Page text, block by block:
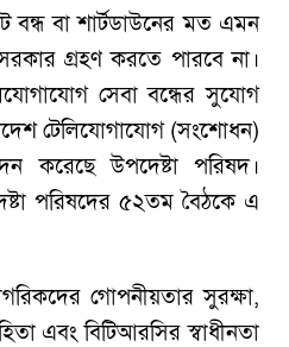
বন্ধ বা শার্টডাউনের মত এমন
গ্রহণ করতে পারবে না।
সেবা বন্ধের সুযোগ
টেলিযোগাযোগ (সংশোধন)
করেছে উপদেষ্টা পরিষদ।
পরিষদের ৫২তম বৈঠকে এ
গোপনীয়তার সুরক্ষা,
এবং বিটিআরসির স্বাধীনতা